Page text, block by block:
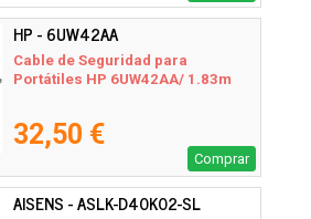
HP - 6UW42AA
Cable de Seguridad para
Portátiles HP 6UW42AA/ 1.83m
32,50 €
Comprar
AISENS - ASLK-D40K02-SL